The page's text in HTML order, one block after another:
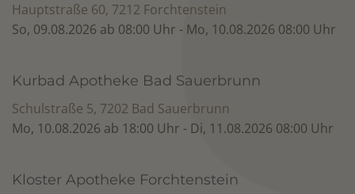
Hauptstraße 60, 7212 Forchtenstein
So, 09.08.2026 ab 08:00 Uhr - Mo, 10.08.2026 08:00 Uhr
Kurbad Apotheke Bad Sauerbrunn
Schulstraße 5, 7202 Bad Sauerbrunn
Mo, 10.08.2026 ab 18:00 Uhr - Di, 11.08.2026 08:00 Uhr
Kloster Apotheke Forchtenstein